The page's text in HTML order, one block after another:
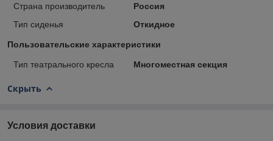
Страна производитель
Россия
Тип сиденья
Откидное
Пользовательские характеристики
Тип театрального кресла Многоместная секция
Скрыть
Условия доставки